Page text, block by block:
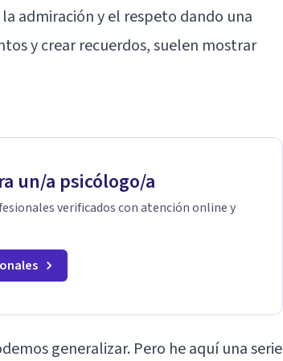
admiración y el respeto dando una
y crear recuerdos, suelen mostrar
un/a psicólogo/a
verificados con atención online y
generalizar. Pero he aquí una serie